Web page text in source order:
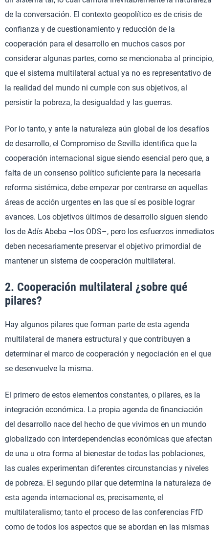
de la conversación. El contexto geopolítico es de crisis de
confianza y de cuestionamiento y reducción de la
cooperación para el desarrollo en muchos casos por
considerar algunas partes, como se mencionaba al principio,
que el sistema multilateral actual ya no es representativo de
la realidad del mundo ni cumple con sus objetivos, al
persistir la pobreza, la desigualdad y las guerras.
Por lo tanto, y ante la naturaleza aún global de los desafíos
de desarrollo, el Compromiso de Sevilla identifica que la
cooperación internacional sigue siendo esencial pero que, a
falta de un consenso político suficiente para la necesaria
reforma sistémica, debe empezar por centrarse en aquellas
áreas de acción urgentes en las que sí es posible lograr
avances. Los objetivos últimos de desarrollo siguen siendo
los de Adís Abeba –los ODS–, pero los esfuerzos inmediatos
deben necesariamente preservar el objetivo primordial de
mantener un sistema de cooperación multilateral.
2. Cooperación multilateral ¿sobre qué
pilares?
Hay algunos pilares que forman parte de esta agenda
multilateral de manera estructural y que contribuyen a
determinar el marco de cooperación y negociación en el que
se desenvuelve la misma.
El primero de estos elementos constantes, o pilares, es la
integración económica. La propia agenda de financiación
del desarrollo nace del hecho de que vivimos en un mundo
globalizado con interdependencias económicas que afectan
de una u otra forma al bienestar de todas las poblaciones,
las cuales experimentan diferentes circunstancias y niveles
de pobreza. El segundo pilar que determina la naturaleza de
esta agenda internacional es, precisamente, el
multilateralismo; tanto el proceso de las conferencias FfD
como de todos los aspectos que se abordan en las mismas